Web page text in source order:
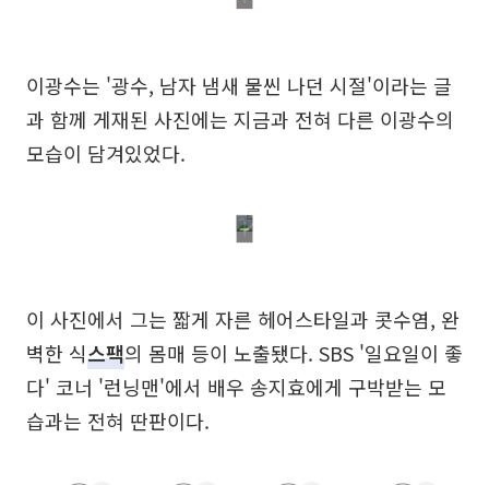
이광수는 '광수, 남자 냄새 물씬 나던 시절'이라는 글
과 함께 게재된 사진에는 지금과 전혀 다른 이광수의
모습이 담겨있었다.
이 사진에서 그는 짧게 자른 헤어스타일과 콧수염, 완
벽한 식스팩의 몸매 등이 노출됐다. SBS '일요일이 좋
다' 코너 '런닝맨'에서 배우 송지효에게 구박받는 모
습과는 전혀 딴판이다.